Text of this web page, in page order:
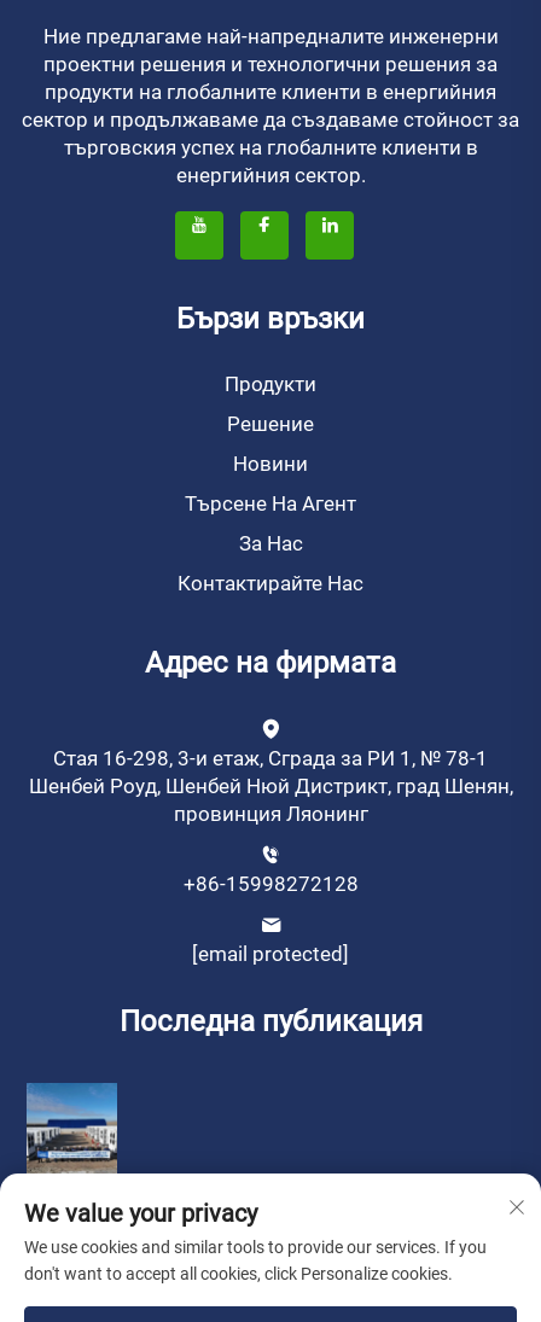
Ние предлагаме най-напредналите инженерни
проектни решения и технологични решения за
продукти на глобалните клиенти в енергийния
сектор и продължаваме да създаваме стойност за
търговския успех на глобалните клиенти в
енергийния сектор.
Бързи връзки
Продукти
Решение
Новини
Търсене На Агент
За Нас
Контактирайте Нас
Адрес на фирмата
Стая 16-298, 3-и етаж, Сграда за РИ 1, № 78-1
Шенбей Роуд, Шенбей Нюй Дистрикт, град Шенян,
провинция Ляонинг
+86-15998272128
[email protected]
Последна публикация
We value your privacy
We use cookies and similar tools to provide our services. If you
don't want to accept all cookies, click Personalize cookies.